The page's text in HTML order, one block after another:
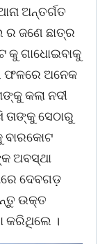
ଅନ୍ତର୍ଗତ
ଜଣେ ଛାତ୍ର
କୁ ଗାଧୋଇବାକୁ
ଫଳରେ ଅନେକ
କଲା ନଦୀ
ସେଠାରୁ
ବାରକୋଟ
ଅବସ୍ଥା
ଦେବଗଡ଼
ଉକ୍ତ
କରିଥିଲେ ।